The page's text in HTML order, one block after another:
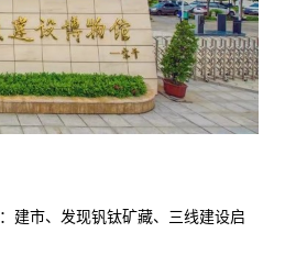
建市、发现钒钛矿藏、三线建设启